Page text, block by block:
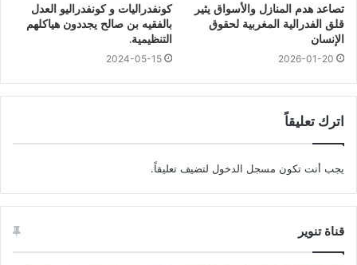
تصاعد هدم المنازل والأسواق يثير
قلق الفدرالية المغربية لحقوق
الإنسان
2026-01-20
كونفدراليات و كونفدراليو العدل
بالفقيه بن صالح يجددون هياكلهم
التنظيمية.
2024-05-15
اترك تعليقاً
يجب أنت تكون مسجل الدخول لتضيف تعليقاً.
قناة تنوير